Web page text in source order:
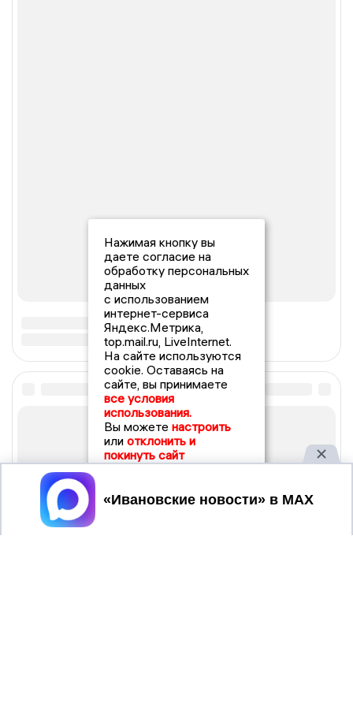
Нажимая кнопку вы
даете согласие на
обработку персональных
данных
с использованием
интернет-сервиса
Яндекс.Метрика,
top.mail.ru, LiveInternet.
На сайте используются
cookie. Оставаясь на
сайте, вы принимаете
все условия
использования.
Вы можете настроить
или отклонить и
покинуть сайт
Принять